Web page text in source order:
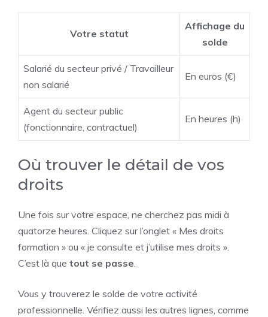
Votre statut
Affichage du
solde
Salarié du secteur privé / Travailleur
non salarié
En euros (€)
Agent du secteur public
(fonctionnaire, contractuel)
En heures (h)
Où trouver le détail de vos
droits
Une fois sur votre espace, ne cherchez pas midi à
quatorze heures. Cliquez sur l’onglet « Mes droits
formation » ou « je consulte et j’utilise mes droits ».
C’est là que tout se passe.
Vous y trouverez le solde de votre activité
professionnelle. Vérifiez aussi les autres lignes, comme